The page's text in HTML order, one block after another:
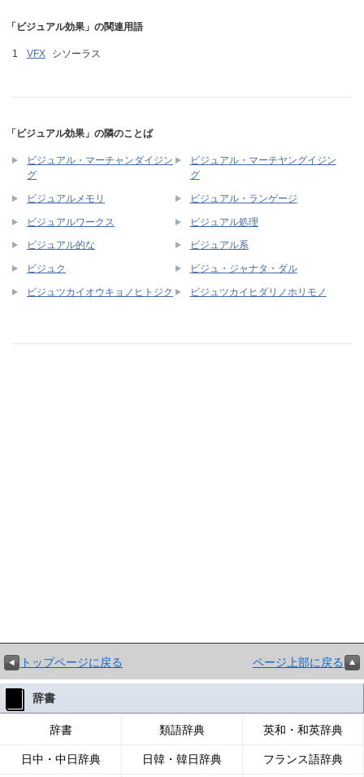
「ビジュアル効果」の関連用語
VFX シソーラス
「ビジュアル効果」の隣のことば
ビジュアル・マーチャンダイジン
グ
ビジュアル・マーチヤングイジン
グ
ビジュアルメモリ ビジュアル・ランゲージ
ビジュアルワークス ビジュアル処理
ビジュアル的な ビジュアル系
ビジュク ビジュ・ジャナタ・ダル
ビジュツカイオウキョノヒトジク ビジュツカイヒダリノホリモノ
トップページに戻る ページ上部に戻る
辞書
辞書 類語辞典 英和・和英辞典
日中・中日辞典 日韓・韓日辞典 フランス語辞典